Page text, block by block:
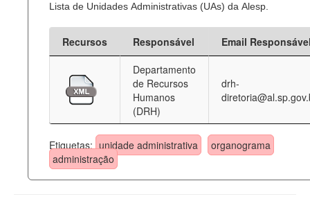
Lista de Unidades Administrativas (UAs) da Alesp.
Recursos Responsável
Email
Departamento
de Recursos
Humanos
(DRH)
drh-
Etiquetas: unidade administrativa
organograma
administração